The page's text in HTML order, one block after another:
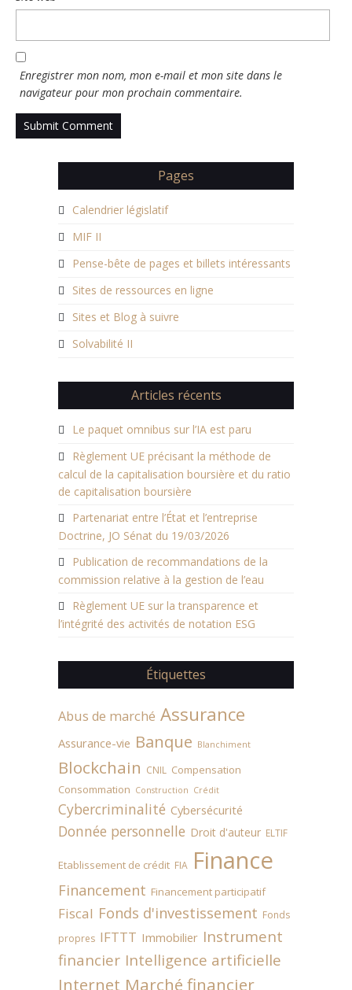
Enregistrer mon nom, mon e-mail et mon site dans le
navigateur pour mon prochain commentaire.
Pages
Calendrier législatif
MIF II
Pense-bête de pages et billets intéressants
Sites de ressources en ligne
Sites et Blog à suivre
Solvabilité II
Articles récents
Le paquet omnibus sur l’IA est paru
Règlement UE précisant la méthode de
calcul de la capitalisation boursière et du ratio
de capitalisation boursière
Partenariat entre l’État et l’entreprise
Doctrine, JO Sénat du 19/03/2026
Publication de recommandations de la
commission relative à la gestion de l’eau
Règlement UE sur la transparence et
l’intégrité des activités de notation ESG
Étiquettes
Abus de marché Assurance
Assurance-vie Banque Blanchiment
Blockchain CNIL Compensation
Consommation Construction Crédit
Cybercriminalité Cybersécurité
Donnée personnelle Droit d'auteur ELTIF
Etablissement de crédit FIA Finance
Financement Financement participatif
Fiscal Fonds d'investissement Fonds
propres IFTTT Immobilier Instrument
financier Intelligence artificielle
Internet Marché financier